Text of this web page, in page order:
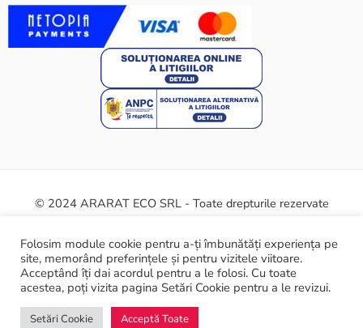
© 2024 ARARAT ECO SRL - Toate drepturile rezervate
Termeni și condiții Politica cookie Certificate și siguranță
ANPC
Folosim module cookie pentru a-ți îmbunătăți experiența pe
site, memorând preferințele și pentru vizitele viitoare.
Acceptând îți dai acordul pentru a le folosi. Cu toate
acestea, poți vizita pagina Setări Cookie pentru a le revizui.
Setări Cookie Acceptă Toate